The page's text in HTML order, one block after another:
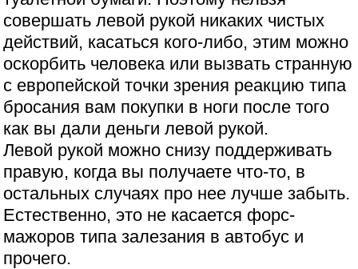
совершать левой рукой никаких чистых
действий, касаться кого-либо, этим можно
оскорбить человека или вызвать странную
с европейской точки зрения реакцию типа
бросания вам покупки в ноги после того
как вы дали деньги левой рукой.
Левой рукой можно снизу поддерживать
правую, когда вы получаете что-то, в
остальных случаях про нее лучше забыть.
Естественно, это не касается форс-
мажоров типа залезания в автобус и
прочего.